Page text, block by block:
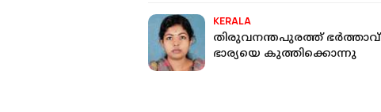
KERALA
തിരുവനന്തപുരത്ത് ഭർത്താവ്
ഭാര്യയെ കുത്തിക്കൊന്നു